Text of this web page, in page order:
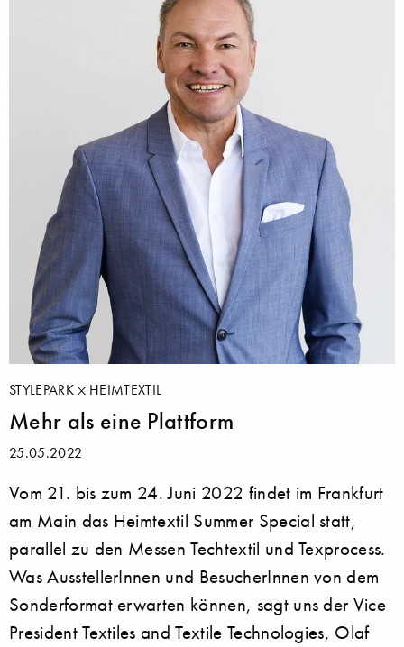
STYLEPARK HEIMTEXTIL
Mehr als eine Plattform
25.05.2022
Vom 21. bis zum 24. Juni 2022 findet im Frankfurt
am Main das Heimtextil Summer Special statt,
parallel zu den Messen Techtextil und Texprocess.
Was AusstellerInnen und BesucherInnen von dem
Sonderformat erwarten können, sagt uns der Vice
President Textiles and Textile Technologies, Olaf